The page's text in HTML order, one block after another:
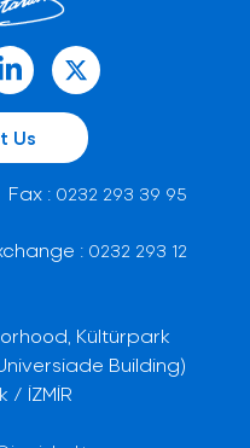
Us
Fax : 0232 293 39 95
: 0232 293 12
Kültürpark
Building)
/ İZMİR